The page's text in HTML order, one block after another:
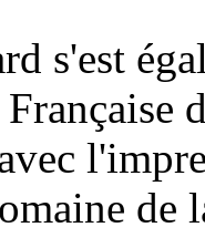
s'est
de